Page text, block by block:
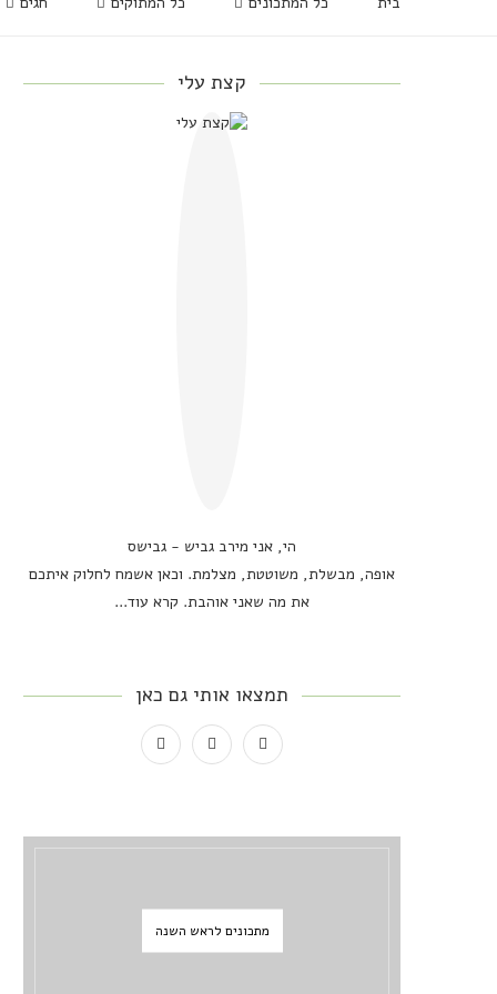
קצת עלי
הי, אני מירב גביש - גבישס
אופה, מבשלת, משוטטת, מצלמת. וכאן אשמח לחלוק איתכם
את מה שאני אוהבת. קרא עוד...
תמצאו אותי גם כאן
מתכונים לראש השנה